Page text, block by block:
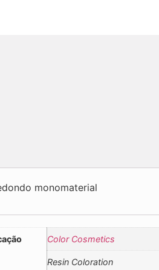
monomaterial
Color Cosmetics
Resin Coloration